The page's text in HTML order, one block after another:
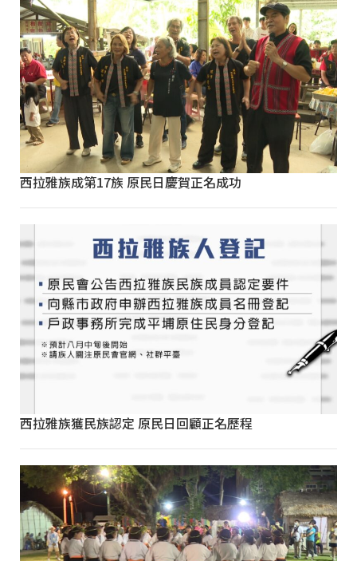
西拉雅族成第17族 原民日慶賀正名成功
西拉雅族獲民族認定 原民日回顧正名歷程